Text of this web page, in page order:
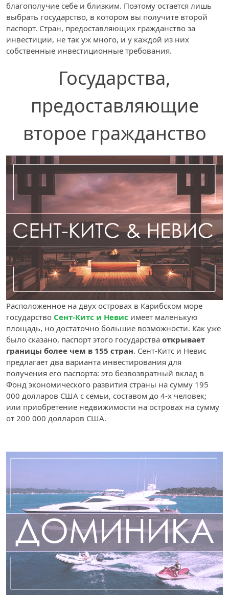
благополучие себе и близким. Поэтому остается лишь
выбрать государство, в котором вы получите второй
паспорт. Стран, предоставляющих гражданство за
инвестиции, не так уж много, и у каждой из них
собственные инвестиционные требования.
Государства,
предоставляющие
второе гражданство
Расположенное на двух островах в Карибском море
государство Сент-Китс и Невис имеет маленькую
площадь, но достаточно большие возможности. Как уже
было сказано, паспорт этого государства открывает
границы более чем в 155 стран. Сент-Китс и Невис
предлагает два варианта инвестирования для
получения его паспорта: это безвозвратный вклад в
Фонд экономического развития страны на сумму 195
000 долларов США с семьи, составом до 4-х человек;
или приобретение недвижимости на островах на сумму
от 200 000 долларов США.